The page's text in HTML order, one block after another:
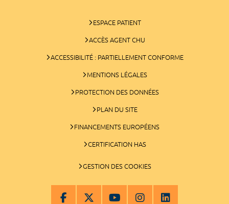
ESPACE PATIENT
ACCÈS AGENT CHU
ACCESSIBILITÉ : PARTIELLEMENT CONFORME
MENTIONS LÉGALES
PROTECTION DES DONNÉES
PLAN DU SITE
FINANCEMENTS EUROPÉENS
CERTIFICATION HAS
GESTION DES COOKIES